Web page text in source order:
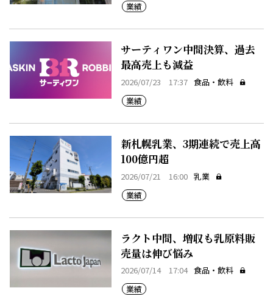
業績
サーティワン中間決算、過去
最高売上も減益
2026/07/23 17:37 食品・飲料
業績
新札幌乳業、3期連続で売上高
100億円超
2026/07/21 16:00 乳業
業績
ラクト中間、増収も乳原料販
売量は伸び悩み
2026/07/14 17:04 食品・飲料
業績